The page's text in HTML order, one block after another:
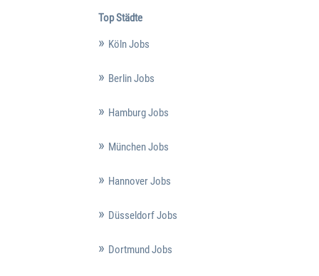
Top Städte
Köln Jobs
Berlin Jobs
Hamburg Jobs
München Jobs
Hannover Jobs
Düsseldorf Jobs
Dortmund Jobs